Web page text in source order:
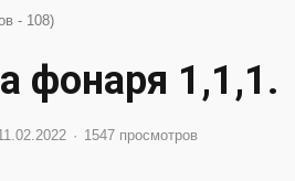
- 108)
фонаря 1,1,1.
1547 просмотров